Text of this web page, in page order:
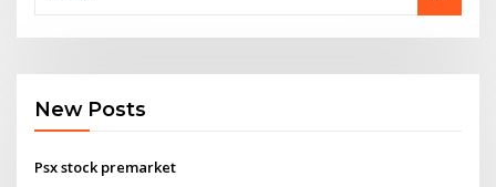
New Posts
Psx stock premarket